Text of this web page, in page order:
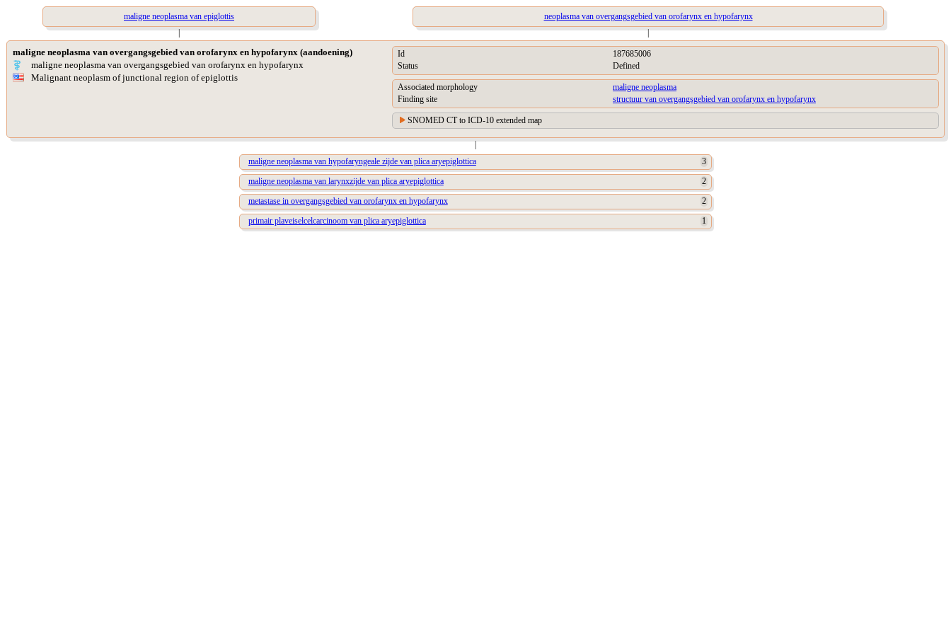
maligne neoplasma van epiglottis
neoplasma van overgangsgebied van orofarynx en hypofarynx
|
|
maligne neoplasma van overgangsgebied van orofarynx en hypofarynx (aandoening)
maligne neoplasma van overgangsgebied van orofarynx en hypofarynx
Malignant neoplasm of junctional region of epiglottis
Id
187685006
Status
Defined
Associated morphology
maligne neoplasma
Finding site
structuur van overgangsgebied van orofarynx en hypofarynx
SNOMED CT to ICD-10 extended map
|
maligne neoplasma van hypofaryngeale zijde van plica aryepiglottica
3
maligne neoplasma van larynxzijde van plica aryepiglottica
2
metastase in overgangsgebied van orofarynx en hypofarynx
2
primair plaveiselcelcarcinoom van plica aryepiglottica
1